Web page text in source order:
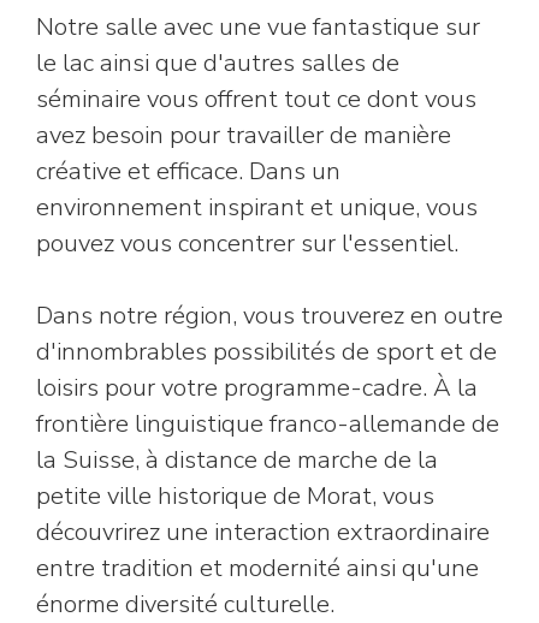
Notre salle avec une vue fantastique sur
le lac ainsi que d'autres salles de
séminaire vous offrent tout ce dont vous
avez besoin pour travailler de manière
créative et efficace. Dans un
environnement inspirant et unique, vous
pouvez vous concentrer sur l'essentiel.
Dans notre région, vous trouverez en outre
d'innombrables possibilités de sport et de
loisirs pour votre programme-cadre. À la
frontière linguistique franco-allemande de
la Suisse, à distance de marche de la
petite ville historique de Morat, vous
découvrirez une interaction extraordinaire
entre tradition et modernité ainsi qu'une
énorme diversité culturelle.